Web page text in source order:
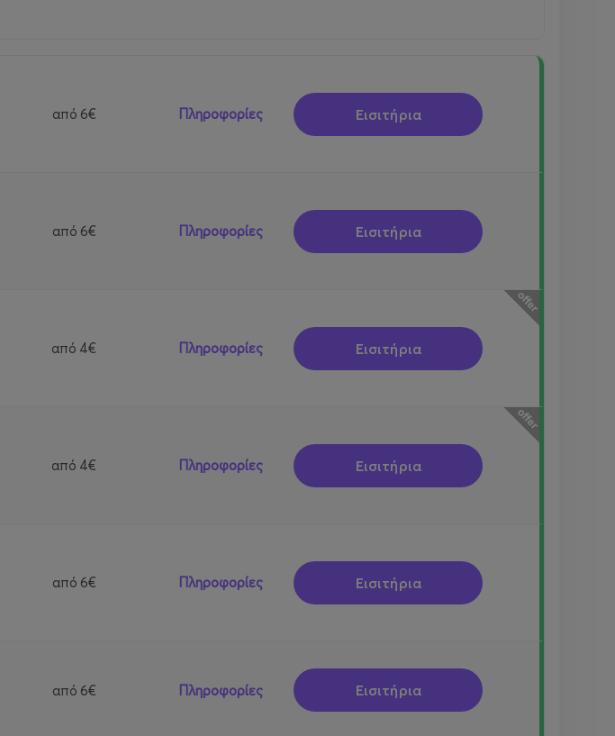
από 6€ Πληροφορίες Εισιτήρια
από 6€ Πληροφορίες Εισιτήρια
από 4€ Πληροφορίες Εισιτήρια
από 4€ Πληροφορίες Εισιτήρια
από 6€ Πληροφορίες Εισιτήρια
από 6€ Πληροφορίες Εισιτήρια